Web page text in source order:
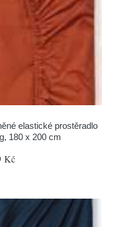
elastické prostěradlo
180 x 200 cm
Kč